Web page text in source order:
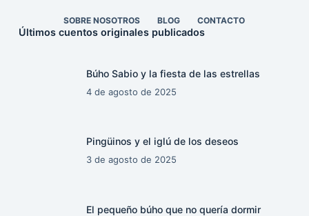
SOBRE NOSOTROS BLOG CONTACTO
Últimos cuentos originales publicados
Búho Sabio y la fiesta de las estrellas
4 de agosto de 2025
Pingüinos y el iglú de los deseos
3 de agosto de 2025
El pequeño búho que no quería dormir